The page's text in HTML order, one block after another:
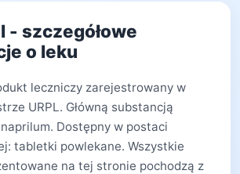
- szczegółowe
o leku
leczniczy zarejestrowany w
URPL. Główną substancją
Dostępny w postaci
tabletki powlekane. Wszystkie
na tej stronie pochodzą z